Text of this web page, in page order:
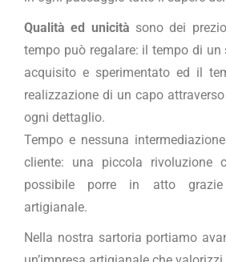
Qualità ed unicità sono dei
tempo può regalare: il tempo di un
acquisito e sperimentato ed il
realizzazione di un capo
ogni dettaglio.
Tempo e nessuna
cliente: una piccola rivoluzione
possibile porre in atto
artigianale.
Nella nostra sartoria portiamo